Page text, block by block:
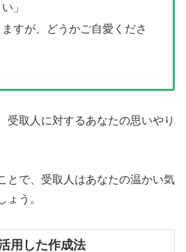
」
ますが、どうかご自愛くださ
受取人に対するあなたの思いやり
とで、受取人はあなたの温かい気
ょう。
用した作成法